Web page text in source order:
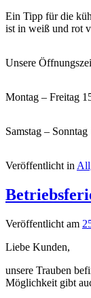
Ein Tipp für die
ist in weiß und rot
Unsere
Montag – Freitag
Samstag –
Veröffentlicht in
Veröffentlicht am
Liebe Kunden,
unsere Trauben
Möglichkeit gibt